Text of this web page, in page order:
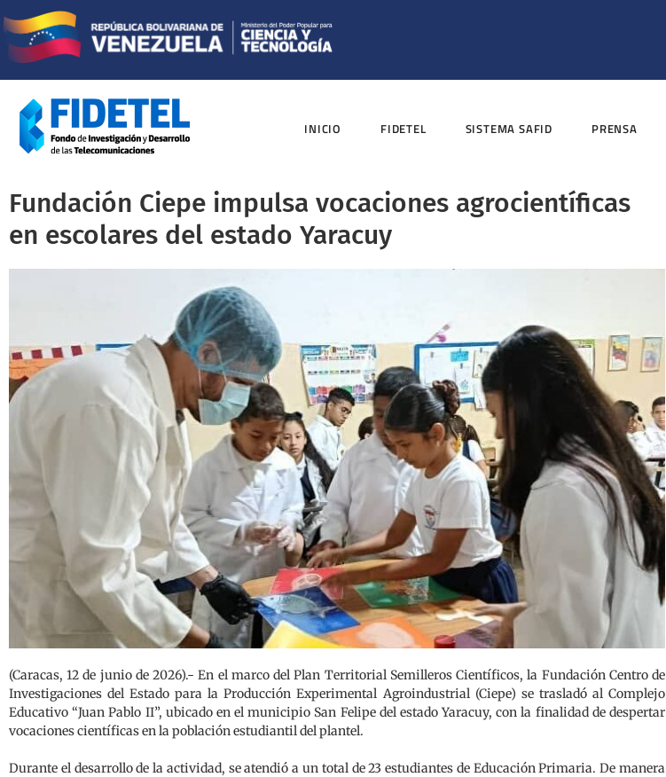
INICIO FIDETEL SISTEMA SAFID PRENSA
Fundación Ciepe impulsa vocaciones agrocientíficas
en escolares del estado Yaracuy
(Caracas, 12 de junio de 2026).- En el marco del Plan Territorial Semilleros Científicos, la Fundación Centro de
Investigaciones del Estado para la Producción Experimental Agroindustrial (Ciepe) se trasladó al Complejo
Educativo “Juan Pablo II”, ubicado en el municipio San Felipe del estado Yaracuy, con la finalidad de despertar
vocaciones científicas en la población estudiantil del plantel.
Durante el desarrollo de la actividad, se atendió a un total de 23 estudiantes de Educación Primaria. De manera